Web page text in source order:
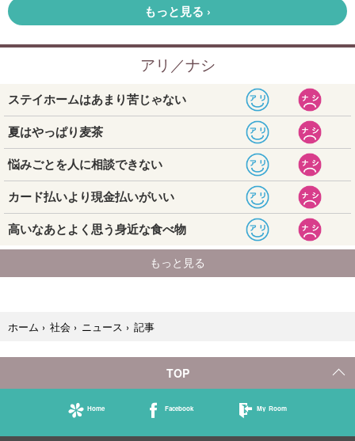
ホーム › 社会 › ニュース › 記事
TOP
Home Facebook My Room